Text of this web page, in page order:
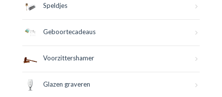
Speldjes
Geboortecadeaus
Voorzittershamer
Glazen graveren